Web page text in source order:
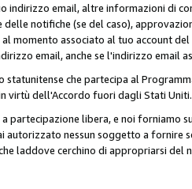
indirizzo email, altre informazioni di
notifiche (se del caso),
momento associato al tuo account
email, anche se l'indirizzo email
statunitense che partecipa al
virtù dell'Accordo fuori dagli Stati
partecipazione libera, e noi forniamo
autorizzato nessun soggetto a fornire
laddove cerchino di appropriarsi